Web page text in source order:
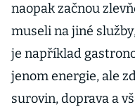
naopak začnou
museli na jiné
je například
jenom energie, ale
surovin, doprava a